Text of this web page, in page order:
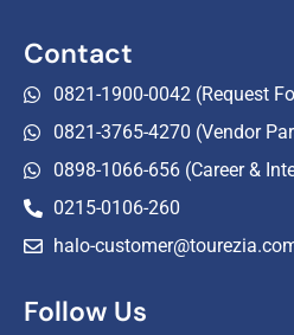
Contact
0821-1900-0042 (Request
0821-3765-4270 (Vendor
0898-1066-656 (Career &
0215-0106-260
halo-
Follow Us